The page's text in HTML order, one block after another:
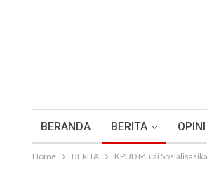
BERANDA BERITA OPINI
Home BERITA KPUD Mulai